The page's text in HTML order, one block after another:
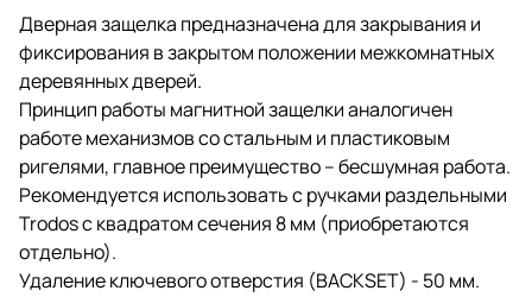
Дверная защелка предназначена для закрывания и
фиксирования в закрытом положении межкомнатных
деревянных дверей.
Принцип работы магнитной защелки аналогичен
работе механизмов со стальным и пластиковым
ригелями, главное преимущество – бесшумная работа.
Рекомендуется использовать с ручками раздельными
Trodos с квадратом сечения 8 мм (приобретаются
отдельно).
Удаление ключевого отверстия (BACKSET) - 50 мм.